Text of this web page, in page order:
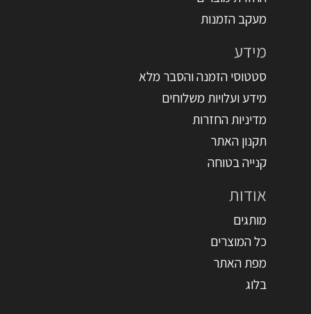
מעקב הזמנות
מידע
סטטוסי הזמנה והסבר מלא
מידע ועלויות משלוחים
מדיניות החזרות
תקנון האתר
קנייה בטוחה
אודות
מותגים
כל המוצרים
מפת האתר
בלוג